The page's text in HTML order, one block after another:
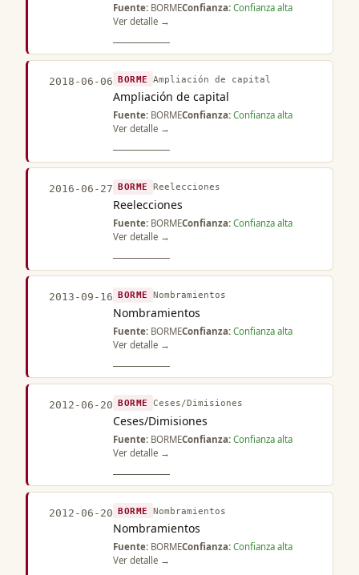
Fuente: BORMEConfianza: Confianza alta
Ver detalle →
2018-06-06 BORME Ampliación de capital
Ampliación de capital
Fuente: BORMEConfianza: Confianza alta
Ver detalle →
2016-06-27 BORME Reelecciones
Reelecciones
Fuente: BORMEConfianza: Confianza alta
Ver detalle →
2013-09-16 BORME Nombramientos
Nombramientos
Fuente: BORMEConfianza: Confianza alta
Ver detalle →
2012-06-20 BORME Ceses/Dimisiones
Ceses/Dimisiones
Fuente: BORMEConfianza: Confianza alta
Ver detalle →
2012-06-20 BORME Nombramientos
Nombramientos
Fuente: BORMEConfianza: Confianza alta
Ver detalle →